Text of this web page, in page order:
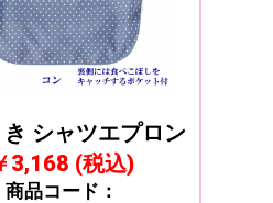
き シャツエプロン
3,168 (税込)
商品コード：